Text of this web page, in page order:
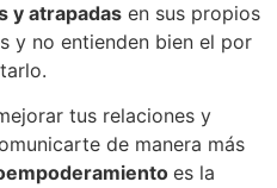
y atrapadas en sus propios
y no entienden bien el por
tus relaciones y
de manera más
es la